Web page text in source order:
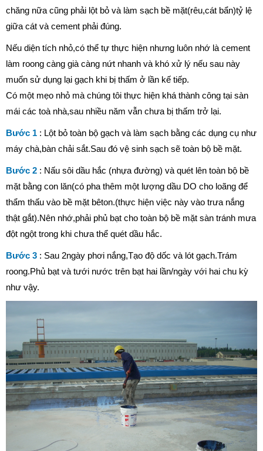
chăng nữa cũng phải lột bỏ và làm sạch bề mặt(rêu,cát bẩn)tỷ lệ
giữa cát và cement phải đúng.
Nếu diện tích nhỏ,có thể tự thực hiện nhưng luôn nhớ là cement
làm roong càng già càng nứt nhanh và khó xử lý nếu sau này
muốn sử dụng lại gạch khi bị thấm ở lần kế tiếp.
Có một mẹo nhỏ mà chúng tôi thực hiện khá thành công tại sàn
mái các toà nhà,sau nhiều năm vẫn chưa bị thấm trở lại.
Bước 1 : Lột bỏ toàn bộ gạch và làm sạch bằng các dụng cụ như
máy chà,bàn chải sắt.Sau đó vệ sinh sạch sẽ toàn bộ bề mặt.
Bước 2 : Nấu sôi dầu hắc (nhựa đường) và quét lên toàn bộ bề
mặt bằng con lăn(có pha thêm một lượng dầu DO cho loãng để
thẩm thấu vào bề mặt bêton.(thực hiện việc này vào trưa nắng
thật gắt).Nên nhớ,phải phủ bạt cho toàn bộ bề mặt sàn tránh mưa
đột ngột trong khi chưa thể quét dầu hắc.
Bước 3 : Sau 2ngày phơi nắng,Tạo độ dốc và lót gạch.Trám
roong.Phủ bạt và tưới nước trên bạt hai lần/ngày với hai chu kỳ
như vậy.